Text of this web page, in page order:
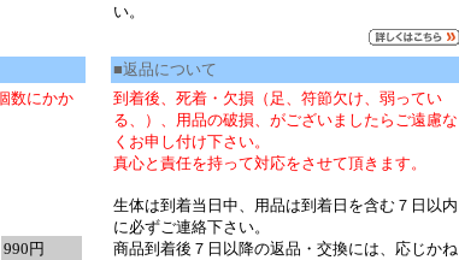
い。
数にかか
990円
■返品について
到着後、死着・欠損（足、符節欠け、弱ってい
る、）、用品の破損、がございましたらご遠慮な
くお申し付け下さい。
真心と責任を持って対応をさせて頂きます。
生体は到着当日中、用品は到着日を含む７日以内
に必ずご連絡下さい。
商品到着後７日以降の返品・交換には、応じかね